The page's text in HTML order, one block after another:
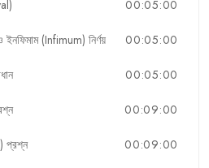
00:05:00
(Infimum) নির্ণয় 00:05:00
00:05:00
00:09:00
প্রশ্ন 00:09:00